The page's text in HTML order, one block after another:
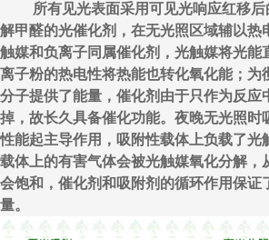
所有见光表面采用可见光响应红移后
解甲醛的光催化剂，在无光照区域辅以热
触媒和负离子同属催化剂，光触媒将光能
离子粉的热电性将热能也转化氧化能；为
分子提供了能量，催化剂由于只作为反应
掉，故长久具备催化功能。夜晚无光照时
性能起主导作用，吸附性载体上负载了光
载体上的有害气体会被光触媒氧化分解，
会饱和，催化剂和吸附剂的循环作用保证
量。